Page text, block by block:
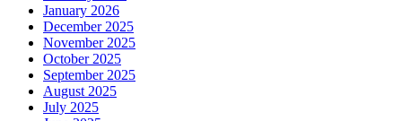
January 2026
December 2025
November 2025
October 2025
September 2025
August 2025
July 2025